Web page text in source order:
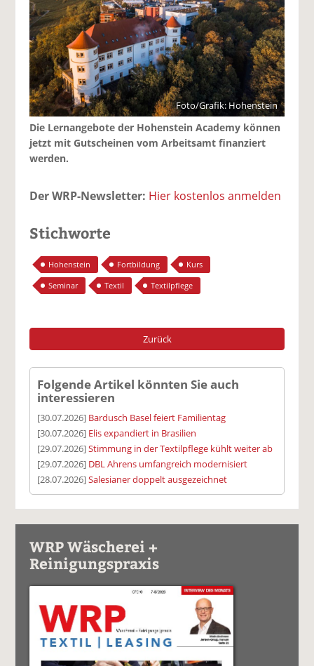
Foto/Grafik: Hohenstein
Die Lernangebote der Hohenstein Academy können
jetzt mit Gutscheinen vom Arbeitsamt finanziert
werden.
Der WRP-Newsletter: Hier kostenlos anmelden
Stichworte
Hohenstein Fortbildung
Kurs
Seminar
Textil Textilpflege
Zurück
Folgende Artikel könnten Sie auch
interessieren
[30.07.2026] Bardusch Basel feiert Familientag
[30.07.2026] Elis expandiert in Brasilien
[29.07.2026]Stimmung in der Textilpflege kühlt weiter ab
[29.07.2026] DBL Ahrens umfangreich modernisiert
[28.07.2026]Salesianer doppelt ausgezeichnet
WRP Wäscherei +
Reinigungspraxis